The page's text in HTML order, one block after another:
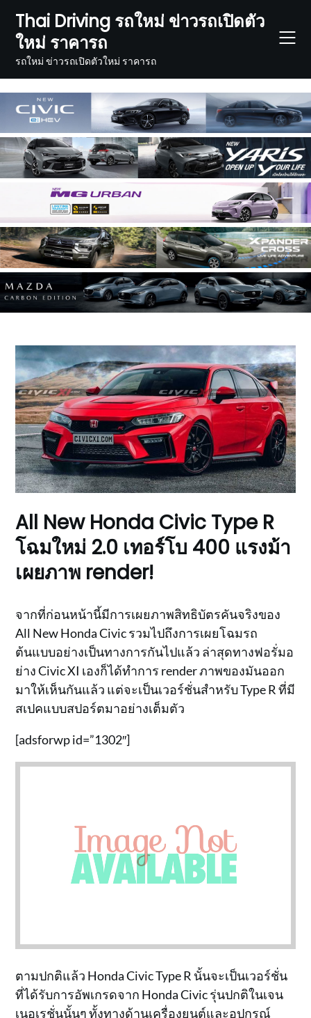
content
Thai Driving รถใหม่ ข่าวรถเปิดตัว
ใหม่ ราคารถ
รถใหม่ ข่าวรถเปิดตัวใหม่ ราคารถ
All New Honda Civic Type R
โฉมใหม่ 2.0 เทอร์โบ 400 แรงม้า
เผยภาพ render!
จากที่ก่อนหน้านี้มีการเผยภาพสิทธิบัตรคันจริงของ
All New Honda Civic รวมไปถึงการเผยโฉมรถ
ต้นแบบอย่างเป็นทางการกันไปแล้ว ล่าสุดทางฟอรั่มอ
ย่าง Civic XI เองก็ได้ทำการ render ภาพของมันออก
มาให้เห็นกันแล้ว แต่จะเป็นเวอร์ชั่นสำหรับ Type R ที่มี
สเปคแบบสปอร์ตมาอย่างเต็มตัว
[adsforwp id=”1302″]
ตามปกติแล้ว Honda Civic Type R นั้นจะเป็นเวอร์ชั่น
ที่ได้รับการอัพเกรดจาก Honda Civic รุ่นปกติในเจน
เนอเรชั่นนั้นๆ ทั้งทางด้านเครื่องยนต์และอุปกรณ์